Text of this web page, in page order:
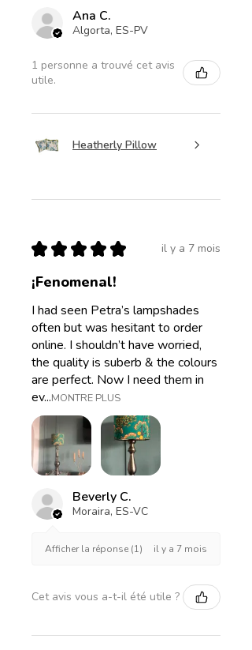
Ana C.
Algorta, ES-PV
1 personne a trouvé cet avis
utile.
Heatherly Pillow
★ ★ ★ ★ ★ il y a 7 mois
¡Fenomenal!
I had seen Petra’s lampshades
often but was hesitant to order
online. I shouldn’t have worried,
the quality is suberb & the colours
are perfect. Now I need them in
ev...MONTRE PLUS
Beverly C.
Moraira, ES-VC
Afficher la réponse (1) il y a 7 mois
Cet avis vous a-t-il été utile ?